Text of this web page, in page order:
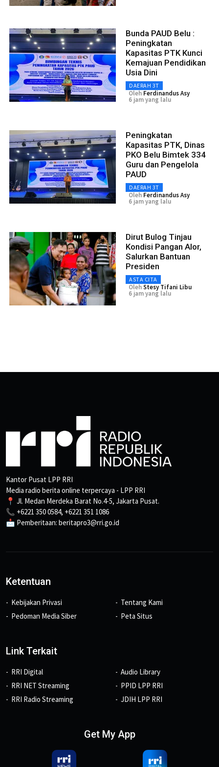
Bunda PAUD Belu :
Peningkatan
Kapasitas PTK Kunci
Kemajuan Pendidikan
Usia Dini
DAERAH 3T
Oleh Ferdinandus Asy
6 jam yang lalu
Peningkatan
Kapasitas PTK, Dinas
PKO Belu Bimtek 334
Guru dan Pengelola
PAUD
DAERAH 3T
Oleh Ferdinandus Asy
6 jam yang lalu
Dirut Bulog Tinjau
Kondisi Pangan Alor,
Salurkan Bantuan
Presiden
ASTA CITA
OlehStesy Tifani Libu
6 jam yang lalu
Kantor Pusat LPP RRI
Media radio berita online terpercaya - LPP RRI
📍 Jl. Medan Merdeka Barat No.4-5, Jakarta Pusat.
📞 +6221 350 0584, +6221 351 1086
📩 Pemberitaan: beritapro3@rri.go.id
Ketentuan
Kebijakan Privasi
Pedoman Media Siber
Tentang Kami
Peta Situs
Link Terkait
RRI Digital
RRI NET Streaming
RRI Radio Streaming
Audio Library
PPID LPP RRI
JDIH LPP RRI
Get My App